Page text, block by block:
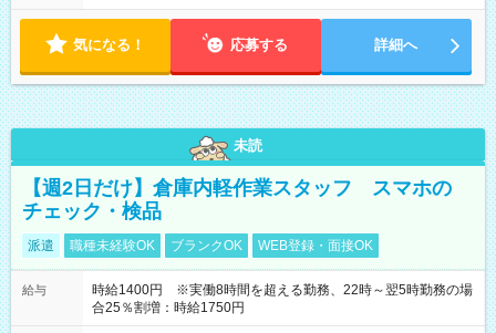
気になる！ 応募する 詳細へ
未読
【週2日だけ】倉庫内軽作業スタッフ スマホの
チェック・検品
派遣 職種未経験OK ブランクOK WEB登録・面接OK
給与
時給1400円 ※実働8時間を超える勤務、22時～翌5時勤務の場
合25％割増：時給1750円